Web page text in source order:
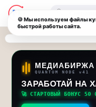
Последние
новости
и
обновления
потока:
Друзья,
приглашаем
—
чат-
🔍
МЕДИАБИРЖА
QUANTUM NODE v41
ЗАРАБОТАЙ НА
🚀 СТАРТОВЫЙ БОНУС 50
🍪 Мы используем файлы
быстрой работы сайта.